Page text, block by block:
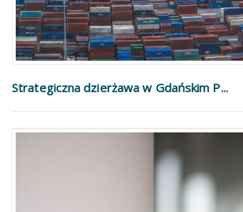
Strategiczna dzierżawa w Gdańskim P...